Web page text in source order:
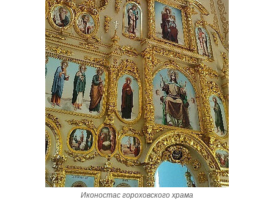
Иконостас гороховского храма